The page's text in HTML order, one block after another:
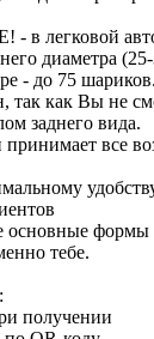
легковой
диаметра
- до 75
так как Вы не
заднего вида.
принимает все
основные
тебе.
получении